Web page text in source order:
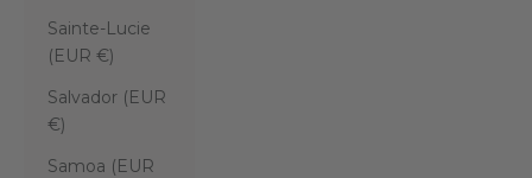
Sainte-Lucie
(EUR €)
Salvador (EUR
€)
Samoa (EUR